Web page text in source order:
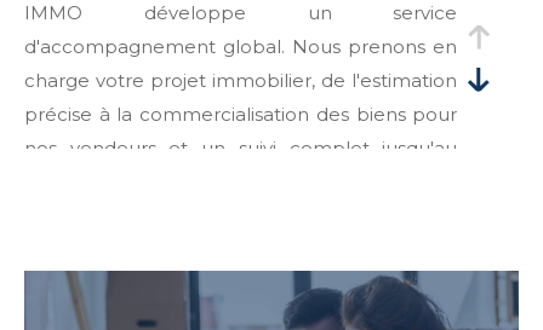
IMMO développe un service
d'accompagnement global. Nous prenons en
charge votre projet immobilier, de l'estimation
précise à la commercialisation des biens pour
nos vendeurs et un suivi complet jusqu'au
appartement
, maisons, villa, DIRECT IMMO
offre les expertises pour tout mandat exclusif